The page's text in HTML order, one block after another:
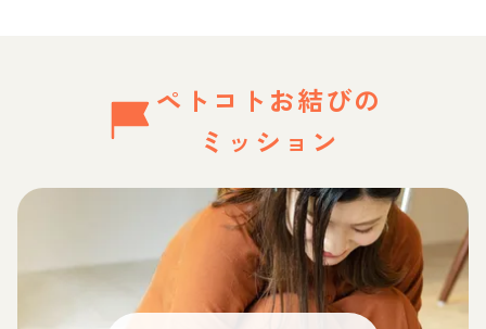
ペトコトお結びの
ミッション